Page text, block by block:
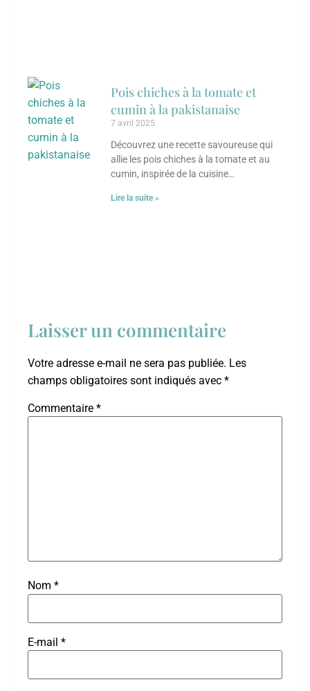
Pois chiches à la tomate et
cumin à la pakistanaise
7 avril 2025
Découvrez une recette savoureuse qui
allie les pois chiches à la tomate et au
cumin, inspirée de la cuisine
en arômes et en épices, est parfait pour
séduire vos papilles. Plongez dans
laissez-vous tenter par cette délicieuse
combinaison!
Lire la suite »
Laisser un commentaire
Votre adresse e-mail ne sera pas publiée. Les
champs obligatoires sont indiqués avec *
Commentaire *
Nom *
E-mail *